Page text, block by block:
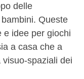
delle
Queste
e idee per giochi
a casa che a
spaziali dei